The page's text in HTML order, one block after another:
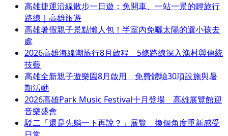
高雄捷運沿線散步一日遊：免開車、一站一景的輕旅行
路線｜高雄旅遊
高雄暑假親子景點懶人包！半室內免曬太陽的遛小孩去
處
2026高雄海線潮旅行8月啟程 5條路線深入漁村與傳統
技藝
高雄全新親子遊樂園8月啟用 免費體驗30項設施與暑
期活動
2026高雄Park Music Festival十月登場 高雄展覽館迎
音樂盛會
駁二「還是先躺一下再說？」展覽 換個角度重新感受